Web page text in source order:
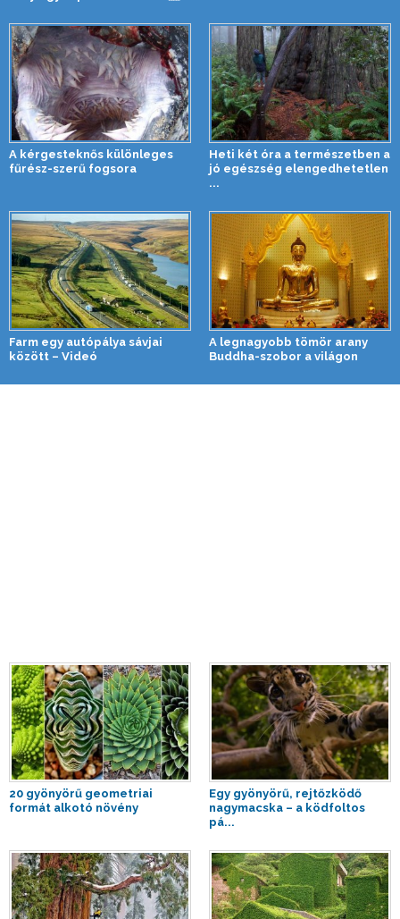
A kérgesteknős különleges
fűrész-szerű fogsora
Heti két óra a természetben a
jó egészség elengedhetetlen
...
Farm egy autópálya sávjai
között – Videó
A legnagyobb tömör arany
Buddha-szobor a világon
20 gyönyörű geometriai
formát alkotó növény
Egy gyönyörű, rejtőzködő
nagymacska – a ködfoltos
pá...